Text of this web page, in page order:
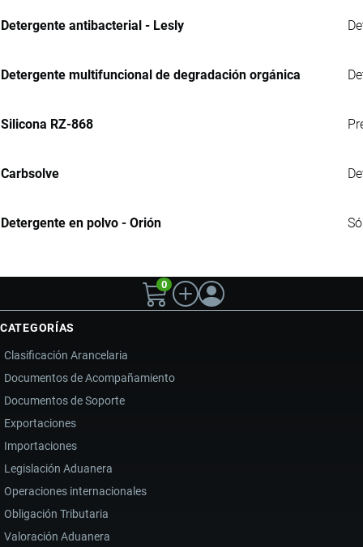
Detergente antibacterial - Lesly
Detergente multifuncional de degradación orgánica
Silicona RZ-868
Carbsolve
Detergente en polvo - Orión
0
CATEGORÍAS
Clasificación Arancelaria
Documentos de Acompañamiento
Documentos de Soporte
Exportaciones
Importaciones
Legislación Aduanera
Operaciones internacionales
Obligación Tributaria
Valoración Aduanera